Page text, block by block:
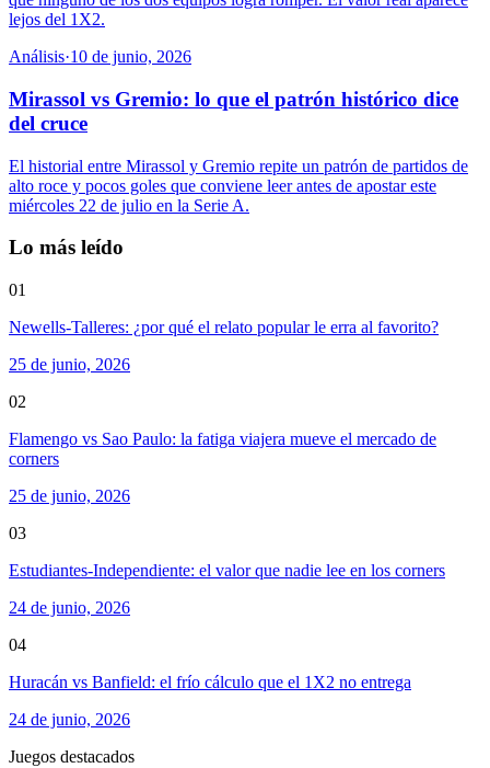
lejos del 1X2.
Análisis·10 de junio, 2026
Mirassol vs Gremio: lo que el patrón histórico dice
del cruce
El historial entre Mirassol y Gremio repite un patrón de partidos de
alto roce y pocos goles que conviene leer antes de apostar este
miércoles 22 de julio en la Serie A.
Lo más leído
01
Newells-Talleres: ¿por qué el relato popular le erra al favorito?
25 de junio, 2026
02
Flamengo vs Sao Paulo: la fatiga viajera mueve el mercado de
corners
25 de junio, 2026
03
Estudiantes-Independiente: el valor que nadie lee en los corners
24 de junio, 2026
04
Huracán vs Banfield: el frío cálculo que el 1X2 no entrega
24 de junio, 2026
Juegos destacados